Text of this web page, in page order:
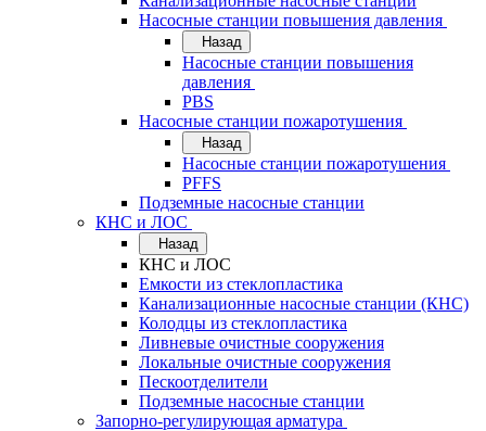
Насосные станции повышения давления
Назад
Насосные станции повышения
давления
PBS
Насосные станции пожаротушения
Назад
Насосные станции пожаротушения
PFFS
Подземные насосные станции
КНС и ЛОС
Назад
КНС и ЛОС
Емкости из стеклопластика
Канализационные насосные станции (КНС)
Колодцы из стеклопластика
Ливневые очистные сооружения
Локальные очистные сооружения
Пескоотделители
Подземные насосные станции
Запорно-регулирующая арматура